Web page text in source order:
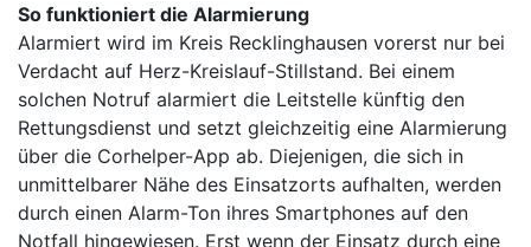
So funktioniert die Alarmierung
Alarmiert wird im Kreis Recklinghausen vorerst nur bei
Verdacht auf Herz-Kreislauf-Stillstand. Bei einem
solchen Notruf alarmiert die Leitstelle künftig den
Rettungsdienst und setzt gleichzeitig eine Alarmierung
über die Corhelper-App ab. Diejenigen, die sich in
unmittelbarer Nähe des Einsatzorts aufhalten, werden
durch einen Alarm-Ton ihres Smartphones auf den
Notfall hingewiesen. Erst wenn der Einsatz durch eine